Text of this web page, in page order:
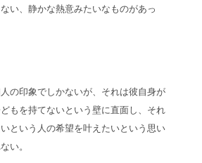
い、静かな熱意みたいなものがあっ
の印象でしかないが、それは彼自身が
もを持てないという壁に直面し、それ
という人の希望を叶えたいという思い
い。